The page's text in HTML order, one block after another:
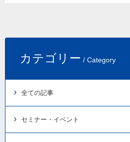
カテゴリー / Category
全ての記事
セミナー・イベント